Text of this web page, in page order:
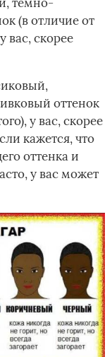
темно-
(в отличие от
вас, скорее
оттенок
у вас, скорее
кажется, что
оттенка и
у вас может